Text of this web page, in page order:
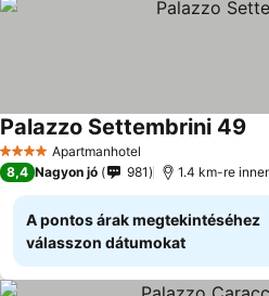
4 KategóriaApartmanhotel
Palazzo Settembrini 49
8,4 Nagyon jó 981 1.4 km-re
A pontos árak megtekintéséhez
válasszon dátumokat